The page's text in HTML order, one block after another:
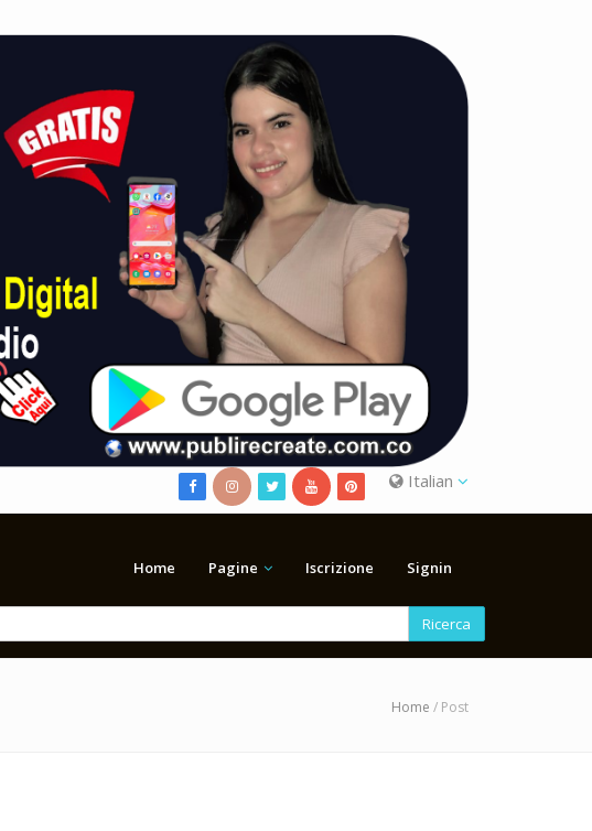
Italian
Home Pagine Iscrizione Signin
Ricerca
Home / Post